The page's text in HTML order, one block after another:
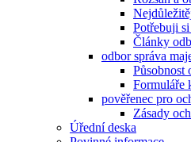
Potřebuji
Články
odbor správa
Působnost
Formuláře
pověřenec pro
Zásady
Úřední deska